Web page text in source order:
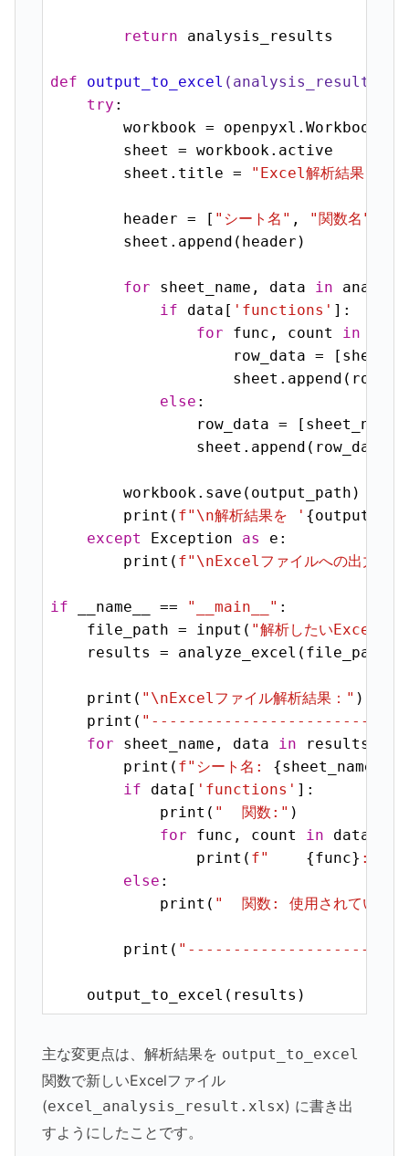
return analysis_results
def output_to_excel (analysis_results,
try :
        workbook = openpyxl.Workbook()
        sheet = workbook.active
        sheet.title =
"Excel解析結果"
        header = [
"シート名" , "関数名"
        sheet.append(header)
for sheet_name, data in
if data[ 'functions' ]:
for func, count in
row_data =
else :
row_data =
                sheet.append(row_data)
        workbook.save(output_path)
        print(
f"\n解析結果を '
except Exception as e:
        print(
f"\nExcelファイルへの出力中
if __name__ == "__main__" :
    file_path = input(
"解析したいExcelフ
    results = analyze_excel(file_path)
    print(
"\nExcelファイル解析結果：" )
    print(
"------------------------"
for sheet_name, data in
        print(
f"シート名: {sheet_name}
if data[ 'functions' ]:
            print(
"  関数:" )
for func, count in data[
                print(
f" {func} :
else :
            print(
"  関数: 使用されていま
        print(
"------------------------
    output_to_excel(results)
主な変更点は、解析結果を output_to_excel
関数で新しいExcelファイル
(excel_analysis_result.xlsx) に書き出
すようにしたことです。